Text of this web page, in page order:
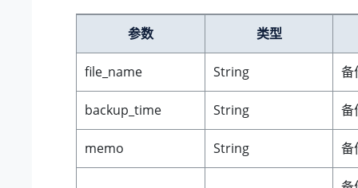
参数 类型
file_name String 备
backup_time String 备
memo String 备